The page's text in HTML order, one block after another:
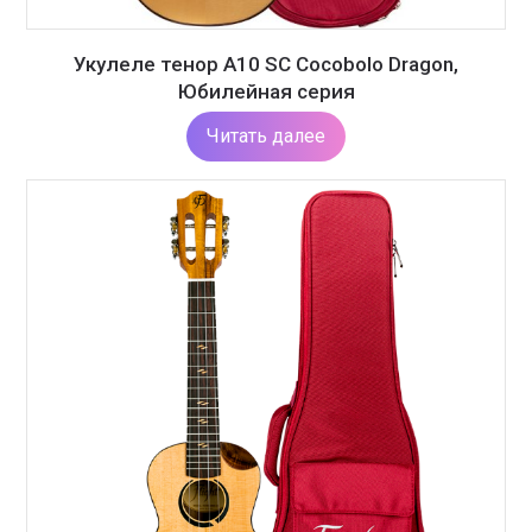
Укулеле тенор A10 SC Cocobolo Dragon,
Юбилейная серия
Читать далее